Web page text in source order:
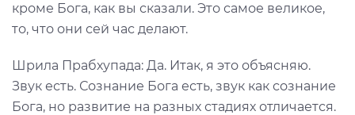
кроме Бога, как вы сказали. Это самое великое,
то, что они сей час делают.
Шрила Прабхупада: Да. Итак, я это объясняю.
Звук есть. Сознание Бога есть, звук как сознание
Бога, но развитие на разных стадиях отличается.